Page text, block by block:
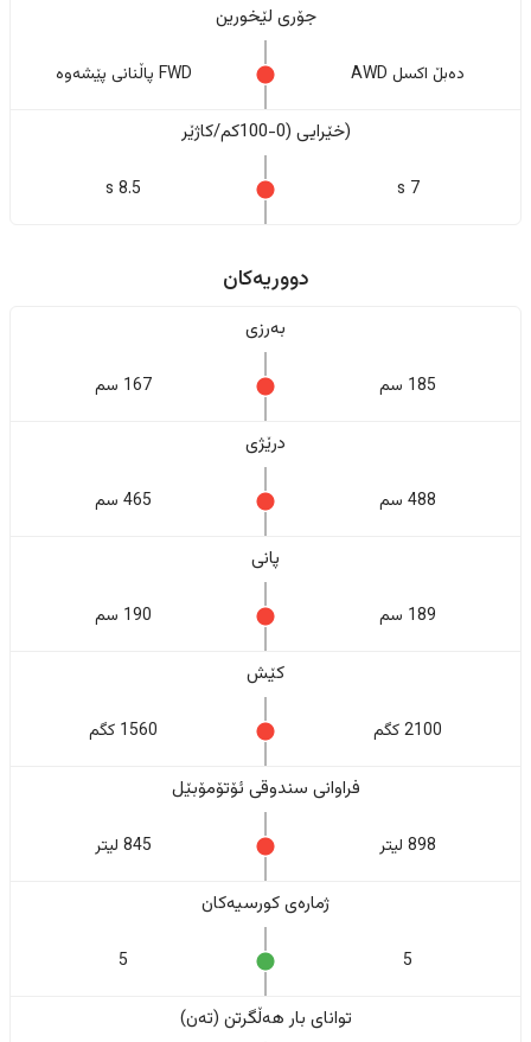
جۆری لێخورین
دەبڵ اکسل AWD FWD پاڵنانی پێشەوە
(خێرایی (0-100کم/کاژێر
7 s
8.5 s
دووریەکان
بەرزی
185 سم 167 سم
درێژی
488 سم 465 سم
پانی
189 سم 190 سم
کێش
2100 کگم 1560 کگم
فراوانی سندوقی ئۆتۆمۆبێل
898 لیتر 845 لیتر
ژمارەی کورسیەکان
5
5
تواناى بار هەڵگرتن (تەن)